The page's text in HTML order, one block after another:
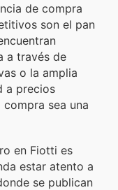
de compra
son el pan
a través de
o la amplia
a precios
sea una
en Fiotti es
estar atento a
se publican